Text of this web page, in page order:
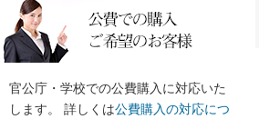
官公庁・学校での公費購入に対応いた
します。 詳しくは公費購入の対応につ